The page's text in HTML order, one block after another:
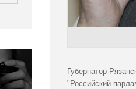
Губернатор
"Российский